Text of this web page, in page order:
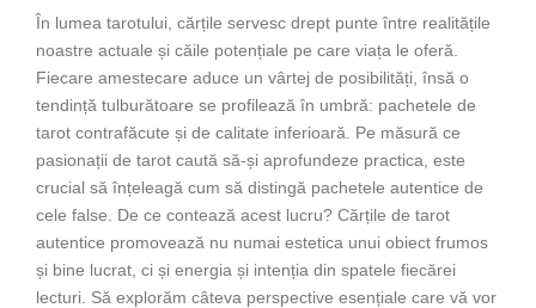
În lumea tarotului, cărțile servesc drept punte între realitățile
noastre actuale și căile potențiale pe care viața le oferă.
Fiecare amestecare aduce un vârtej de posibilități, însă o
tendință tulburătoare se profilează în umbră: pachetele de
tarot contrafăcute și de calitate inferioară. Pe măsură ce
pasionații de tarot caută să-și aprofundeze practica, este
crucial să înțeleagă cum să distingă pachetele autentice de
cele false. De ce contează acest lucru? Cărțile de tarot
autentice promovează nu numai estetica unui obiect frumos
și bine lucrat, ci și energia și intenția din spatele fiecărei
lecturi. Să explorăm câteva perspective esențiale care vă vor